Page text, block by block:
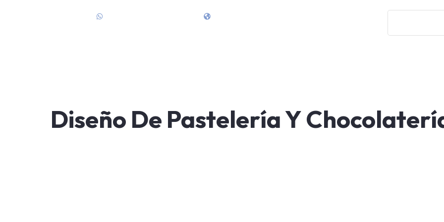
Teléfono: +1 (305) 403-5200
Diseño De Pastelería Y